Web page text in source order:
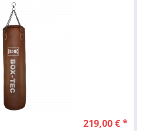
219,00 € *